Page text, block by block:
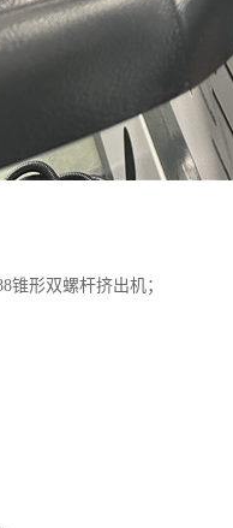
锥形双螺杆挤出机；